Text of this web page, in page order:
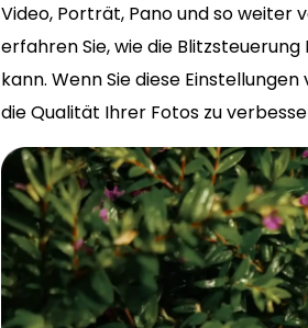
Video, Porträt, Pano und so weiter
erfahren Sie, wie die
kann. Wenn Sie diese
die Qualität Ihrer Fotos zu